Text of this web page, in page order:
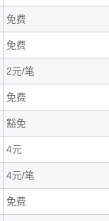
免费
免费
2元/笔
免费
豁免
4元
4元/笔
免费